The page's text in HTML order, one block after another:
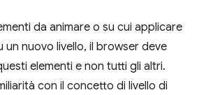
da animare o su cui applicare
un nuovo livello, il browser deve
elementi e non tutti gli altri.
con il concetto di livello di